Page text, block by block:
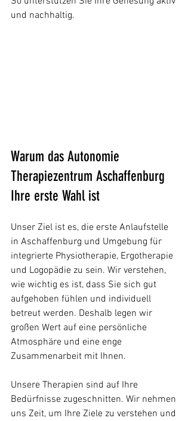
und nachhaltig.
Warum das Autonomie
Therapiezentrum Aschaffenburg
Ihre erste Wahl ist
Unser Ziel ist es, die erste Anlaufstelle
in Aschaffenburg und Umgebung für
integrierte Physiotherapie, Ergotherapie
und Logopädie zu sein. Wir verstehen,
wie wichtig es ist, dass Sie sich gut
aufgehoben fühlen und individuell
betreut werden. Deshalb legen wir
großen Wert auf eine persönliche
Atmosphäre und eine enge
Zusammenarbeit mit Ihnen.
Unsere Therapien sind auf Ihre
Bedürfnisse zugeschnitten. Wir nehmen
uns Zeit, um Ihre Ziele zu verstehen und